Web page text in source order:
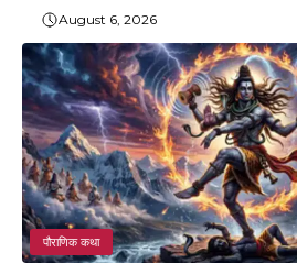
August 6, 2026
पौराणिक कथा